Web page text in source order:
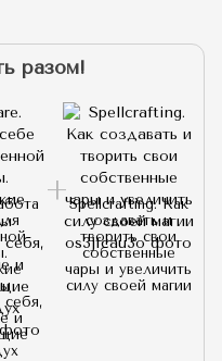
разом!
себя,
и
Spellcrafting. Как
создавать и
творить свои
собственные
чары и увеличить
силу своей магии